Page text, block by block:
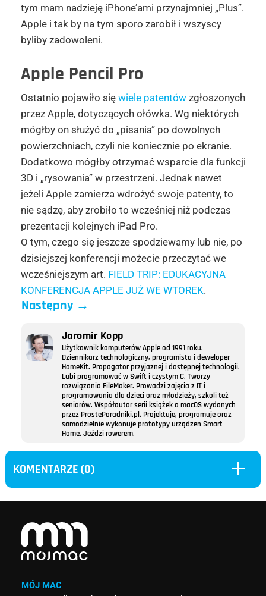
tym mam nadzieję iPhone’ami przynajmniej „Plus”.
Apple i tak by na tym sporo zarobił i wszyscy
byliby zadowoleni.
Apple Pencil Pro
Ostatnio pojawiło się wiele patentówzgłoszonych
przez Apple, dotyczących ołówka. Wg niektórych
mógłby on służyć do „pisania” po dowolnych
powierzchniach, czyli nie koniecznie po ekranie.
Dodatkowo mógłby otrzymać wsparcie dla funkcji
3D i „rysowania” w przestrzeni. Jednak nawet
jeżeli Apple zamierza wdrożyć swoje patenty, to
nie sądzę, aby zrobiło to wcześniej niż podczas
prezentacji kolejnych iPad Pro.
O tym, czego się jeszcze spodziewamy lub nie, po
dzisiejszej konferencji możecie przeczytać we
wcześniejszym art. FIELD TRIP: EDUKACYJNA
KONFERENCJA APPLE JUŻ WE WTOREK.
Następny→
Jaromir Kopp
Użytkownik komputerów Apple od 1991 roku.
Dziennikarz technologiczny, programista i deweloper
HomeKit. Propagator przyjaznej i dostępnej technologii.
Lubi programować w Swift i czystym C. Tworzy
rozwiązania FileMaker. Prowadzi zajęcia z IT i
programowania dla dzieci oraz młodzieży, szkoli też
seniorów. Współautor serii książek o macOS wydanych
przez ProstePoradniki.pl. Projektuje, programuje oraz
samodzielnie wykonuje prototypy urządzeń Smart
Home. Jeździ rowerem.
KOMENTARZE (0) L
MÓJ MAC